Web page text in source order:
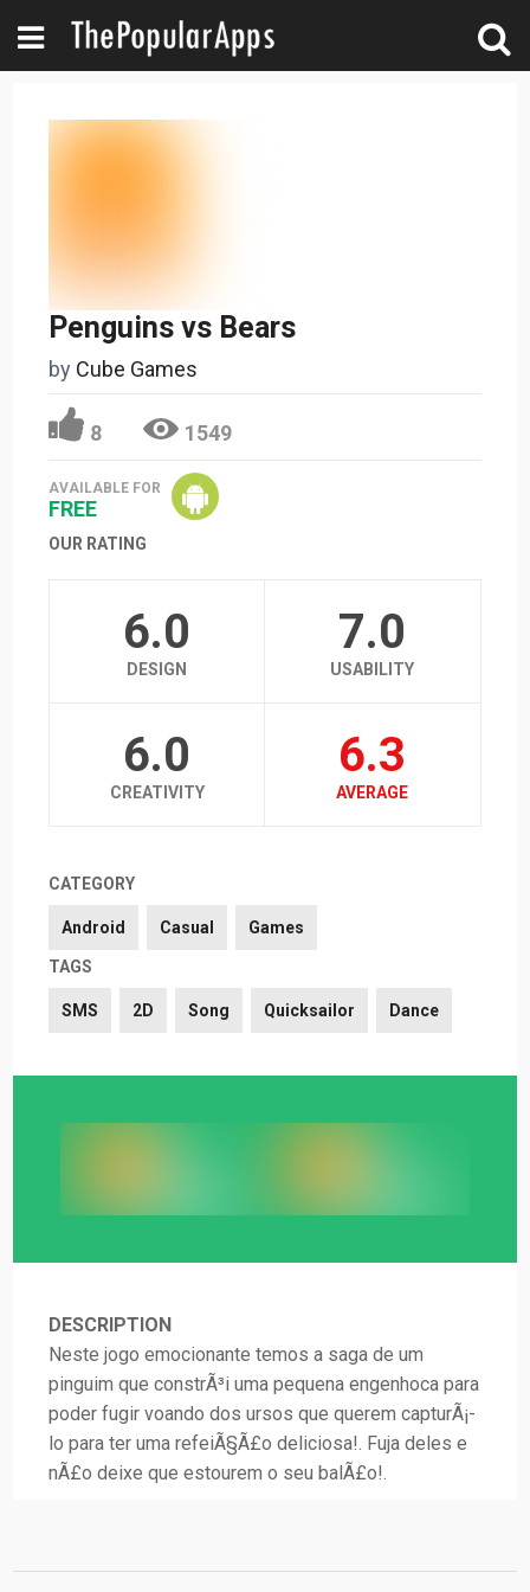
Penguins vs Bears
by Cube Games
8 1549
AVAILABLE FOR
FREE
OUR RATING
6.0
DESIGN
7.0
USABILITY
6.0
CREATIVITY
6.3
AVERAGE
CATEGORY
Android Casual Games
TAGS
SMS 2D Song Quicksailor Dance
DESCRIPTION
Neste jogo emocionante temos a saga de um
pinguim que constrÃ³i uma pequena engenhoca para
poder fugir voando dos ursos que querem capturÃ¡-
lo para ter uma refeiÃ§Ã£o deliciosa!. Fuja deles e
nÃ£o deixe que estourem o seu balÃ£o!.